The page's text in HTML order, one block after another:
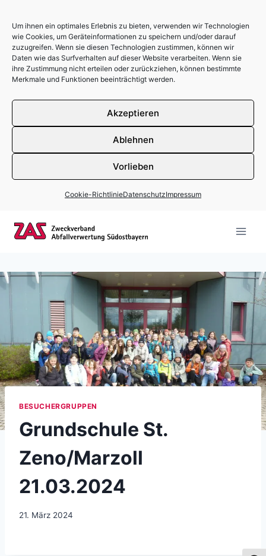
Um ihnen ein optimales Erlebnis zu bieten, verwenden wir Technologien
wie Cookies, um Geräteinformationen zu speichern und/oder darauf
zuzugreifen. Wenn sie diesen Technologien zustimmen, können wir
Daten wie das Surfverhalten auf dieser Website verarbeiten. Wenn sie
ihre Zustimmung nicht erteilen oder zurückziehen, können bestimmte
Merkmale und Funktionen beeinträchtigt werden.
Akzeptieren
Ablehnen
Vorlieben
Cookie-RichtlinieDatenschutzImpressum
BESUCHERGRUPPEN
Grundschule St.
Zeno/Marzoll
21.03.2024
21. März 2024